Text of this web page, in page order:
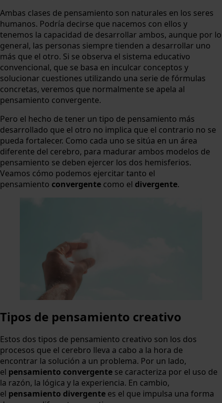
Ambas clases de pensamiento son naturales en los seres
humanos. Podría decirse que nacemos con ellos y
tenemos la capacidad de desarrollar ambos, aunque por lo
general, las personas siempre tienden a desarrollar uno
más que el otro. Si se observa el sistema educativo
convencional, que se basa en inculcar conceptos y
solucionar cuestiones utilizando una serie de fórmulas
concretas, veremos que normalmente se apela al
pensamiento convergente.
Pero el hecho de tener un tipo de pensamiento más
desarrollado que el otro no implica que el contrario no se
pueda fortalecer. Como cada uno se sitúa en un área
diferente del cerebro, para madurar ambos modelos de
pensamiento se deben ejercer los dos hemisferios.
Veamos cómo podemos ejercitar tanto el
pensamiento convergente como el divergente.
Tipos de pensamiento creativo
Estos dos tipos de pensamiento creativo son los dos
procesos que el cerebro lleva a cabo a la hora de
encontrar la solución a un problema. Por un lado,
el pensamiento convergente se caracteriza por el uso de
la razón, la lógica y la experiencia. En cambio,
el pensamiento divergente es el que impulsa una forma